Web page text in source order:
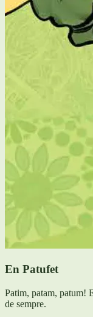
En Patufet
Patim, patam, patum!
de sempre.